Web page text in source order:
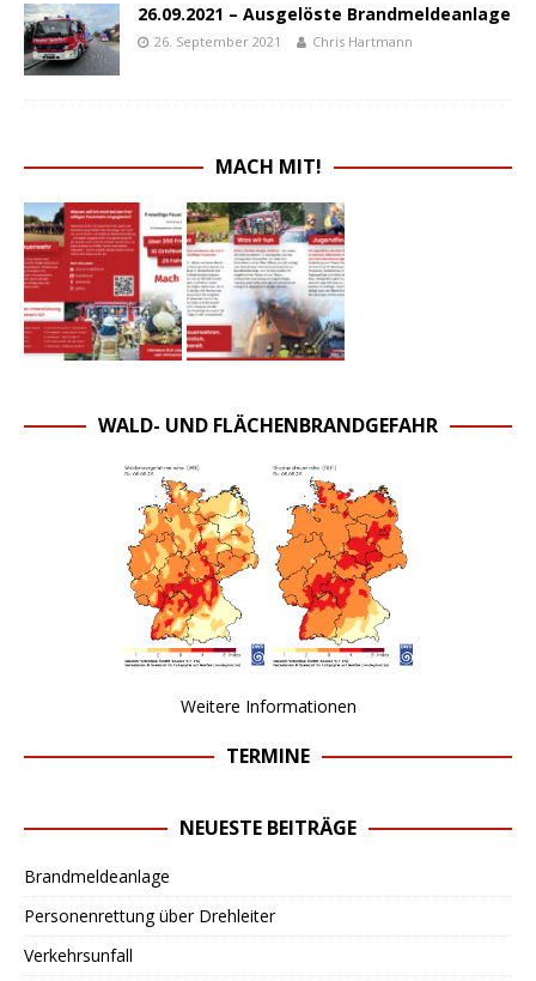
26.09.2021 – Ausgelöste Brandmeldeanlage
26. September 2021 Chris Hartmann
MACH MIT!
WALD- UND FLÄCHENBRANDGEFAHR
Weitere Informationen
TERMINE
NEUESTE BEITRÄGE
Brandmeldeanlage
Personenrettung über Drehleiter
Verkehrsunfall